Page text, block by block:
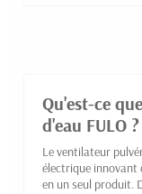
Qu'est-ce
d'eau FULO ?
Le ventilateur
électrique innovant
en un seul produit.